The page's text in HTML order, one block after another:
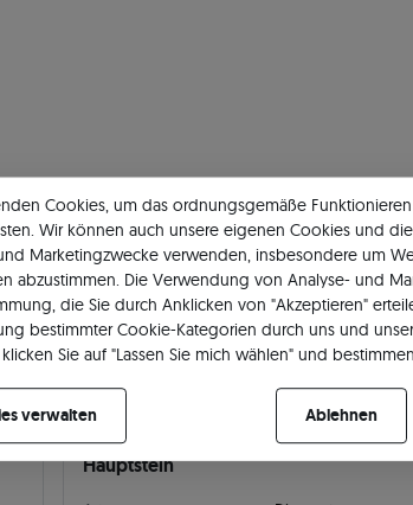
aus WeißgoldRinge SAVICKI®
Hauptstein
Cookies, um das ordnungsgemäße
Wir können auch unsere eigenen Cookies und
Marketingzwecke verwenden, insbesondere um
abzustimmen. Die Verwendung von Analyse- und
die Sie durch Anklicken von "Akzeptieren"
bestimmter Cookie-Kategorien durch uns und
Sie auf "Lassen Sie mich wählen" und
verwalten
Ablehnen